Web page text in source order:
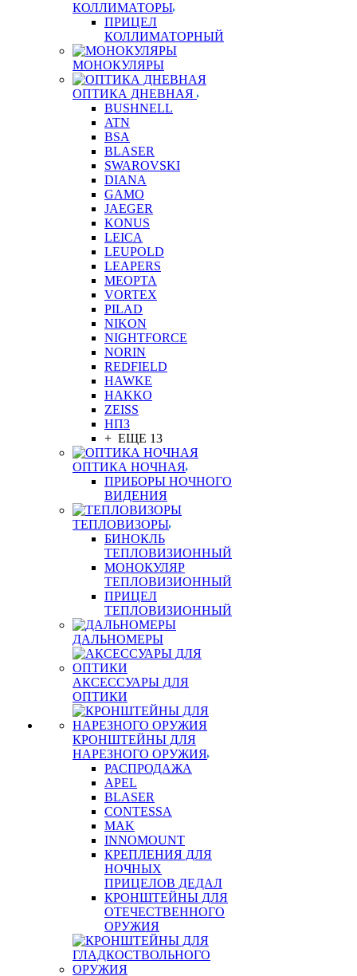
КОЛЛИМАТОРЫ
ПРИЦЕЛ
КОЛЛИМАТОРНЫЙ
МОНОКУЛЯРЫ
ОПТИКА ДНЕВНАЯ
BUSHNELL
ATN
BSA
BLASER
SWAROVSKI
DIANA
GAMO
JAEGER
KONUS
LEICA
LEUPOLD
LEAPERS
MEOPTA
VORTEX
PILAD
NIKON
NIGHTFORCE
NORIN
REDFIELD
HAWKE
HAKKO
ZEISS
НПЗ
+ ЕЩЕ 13
ОПТИКА НОЧНАЯ
ПРИБОРЫ НОЧНОГО
ВИДЕНИЯ
ТЕПЛОВИЗОРЫ
БИНОКЛЬ
ТЕПЛОВИЗИОННЫЙ
МОНОКУЛЯР
ТЕПЛОВИЗИОННЫЙ
ПРИЦЕЛ
ТЕПЛОВИЗИОННЫЙ
ДАЛЬНОМЕРЫ
АКСЕССУАРЫ ДЛЯ
ОПТИКИ
КРОНШТЕЙНЫ ДЛЯ
НАРЕЗНОГО ОРУЖИЯ
РАСПРОДАЖА
APEL
BLASER
CONTESSA
MAK
INNOMOUNT
КРЕПЛЕНИЯ ДЛЯ
НОЧНЫХ
ПРИЦЕЛОВ ДЕДАЛ
КРОНШТЕЙНЫ ДЛЯ
ОТЕЧЕСТВЕННОГО
ОРУЖИЯ